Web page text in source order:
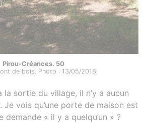
Pirou-Créances. 50
de bois. Photo : 13/05/2018.
la sortie du village, il n’y a aucun
Je vois qu’une porte de maison est
demande « il y a quelqu’un » ?